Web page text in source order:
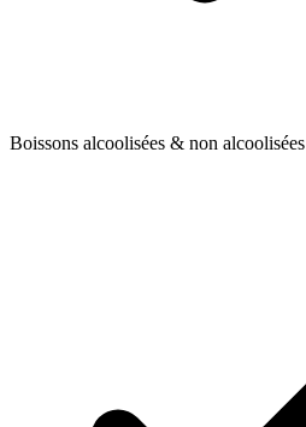
Boissons alcoolisées & non alcoolisées